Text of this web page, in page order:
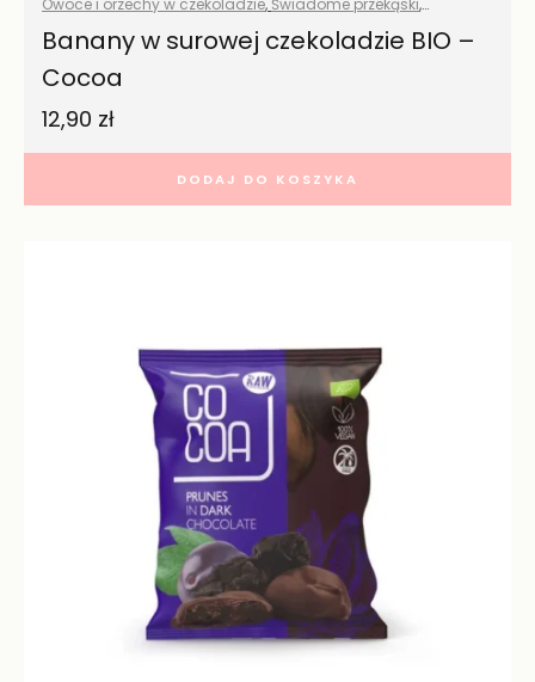
Owoce i orzechy w czekoladzie, Świadome przekąski,
Wszystkie produkty
Banany w surowej czekoladzie BIO –
Cocoa
12,90 zł
DODAJ DO KOSZYKA